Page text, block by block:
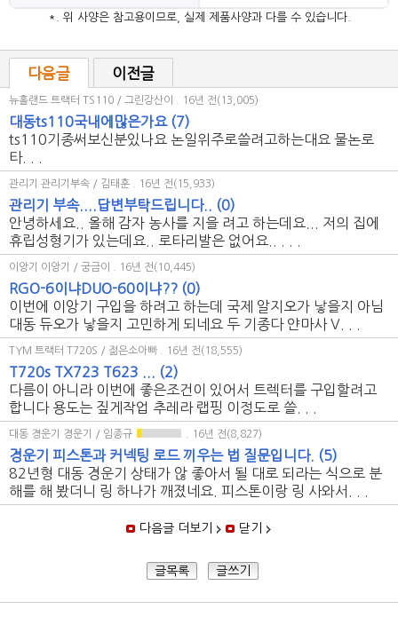
*. 위 사양은 참고용이므로, 실제 제품사양과 다를 수 있습니다.
다음글 이전글
뉴홀랜드 트랙터 TS110 / 그린강산이 . 16년 전(13,005)
대동ts110국내에많은가요 (7)
ts110기종써보신분있나요 논일위주로쓸려고하는대요 물논로
타. . .
관리기 관리기부속 / 김태훈 . 16년 전(15,933)
관리기 부속....답변부탁드립니다.. (0)
안녕하세요.. 올해 감자 농사를 지을 려고 하는데요... 저의 집에
휴립성형기가 있는데요.. 로타리발은 없어요.. . . .
이앙기 이앙기 / 궁금이 . 16년 전(10,445)
RGO-6이냐DUO-60이냐?? (0)
이번에 이앙기 구입을 하려고 하는데 국제 알지오가 낳을지 아님
대동 듀오가 낳을지 고민하게 되네요 두 기종다 얀마사 V. . .
TYM 트랙터 T720S / 젊은소아빠 . 16년 전(18,555)
T720s TX723 T623 ... (2)
다름이 아니라 이번에 좋은조건이 있어서 트렉터를 구입할려고
합니다 용도는 짚게작업 추레라 랩핑 이정도로 쓸. . .
대동 경운기 경운기 / 임종규 . 16년 전(8,827)
경운기 피스톤과 커넥팅 로드 끼우는 법 질문입니다. (5)
82년형 대동 경운기 상태가 않 좋아서 될 대로 되라는 식으로 분
해를 해 봤더니 링 하나가 깨졌네요. 피스톤이랑 링 사와서. . .
다음글 더보기 닫기
글목록 글쓰기